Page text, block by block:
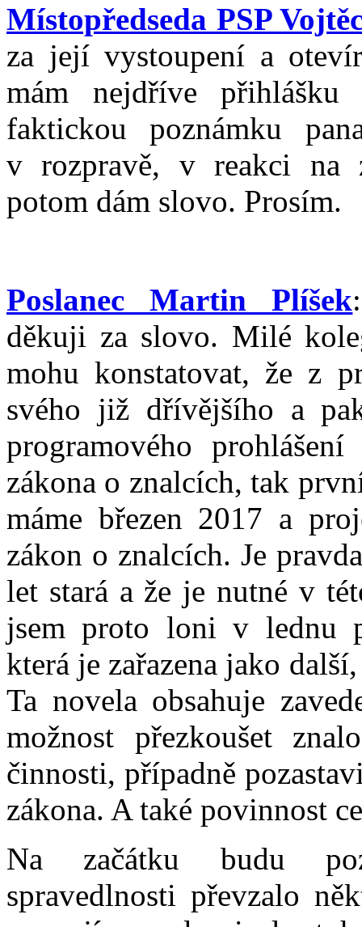
Místopředseda PSP
za její vystoupení a
mám nejdříve přihlášku
faktickou poznámku
v rozpravě, v reakci na
potom dám slovo. Prosím.
Poslanec Martin Plíšek
děkuji za slovo. Milé
mohu konstatovat, že z
svého již dřívějšího a
programového
zákona o znalcích, tak
máme březen 2017 a
zákon o znalcích. Je
let stará a že je nutné v
jsem proto loni v lednu
která je zařazena jako
Ta novela obsahuje
možnost přezkoušet
činnosti, případně
zákona. A také povinnost
Na začátku budu
spravedlnosti převzalo